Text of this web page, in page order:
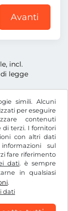
simili. Alcuni
per eseguire
contenuti
di terzi. I fornitori
con altri dati
sul
fare riferimento
dati. è sempre
in qualsiasi
.
dati
Avanti
incl.
legge